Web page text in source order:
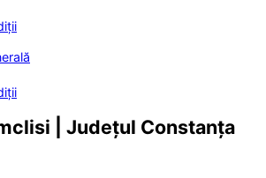
| Județul Constanța